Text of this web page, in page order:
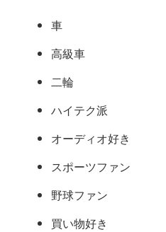
車
高級車
二輪
ハイテク派
オーディオ好き
スポーツファン
野球ファン
買い物好き